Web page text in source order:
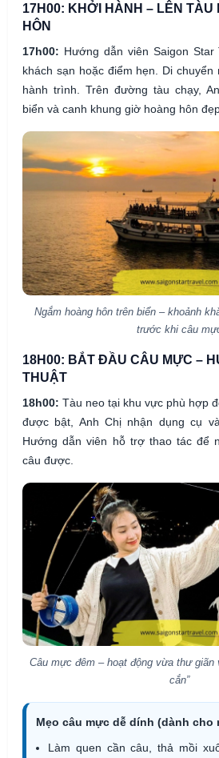
17H00: KHỞI HÀNH – LÊN TÀU
HÔN
17h00: Hướng dẫn viên Saigon Star
khách sạn hoặc điểm hẹn. Di
hành trình. Trên đường tàu chạy,
biển và canh khung giờ hoàng hôn
Ngắm hoàng hôn trên biển – khoảnh
trước khi câu
18H00: BẮT ĐẦU CÂU MỰC –
THUẬT
18h00: Tàu neo tại khu vực phù hợp
được bật, Anh Chị nhận dụng cụ
Hướng dẫn viên hỗ trợ thao tác để
câu được.
Câu mực đêm – hoạt động vừa thư
cắn”
Mẹo câu mực dễ dính (dành
Làm quen cần câu, thả mồi